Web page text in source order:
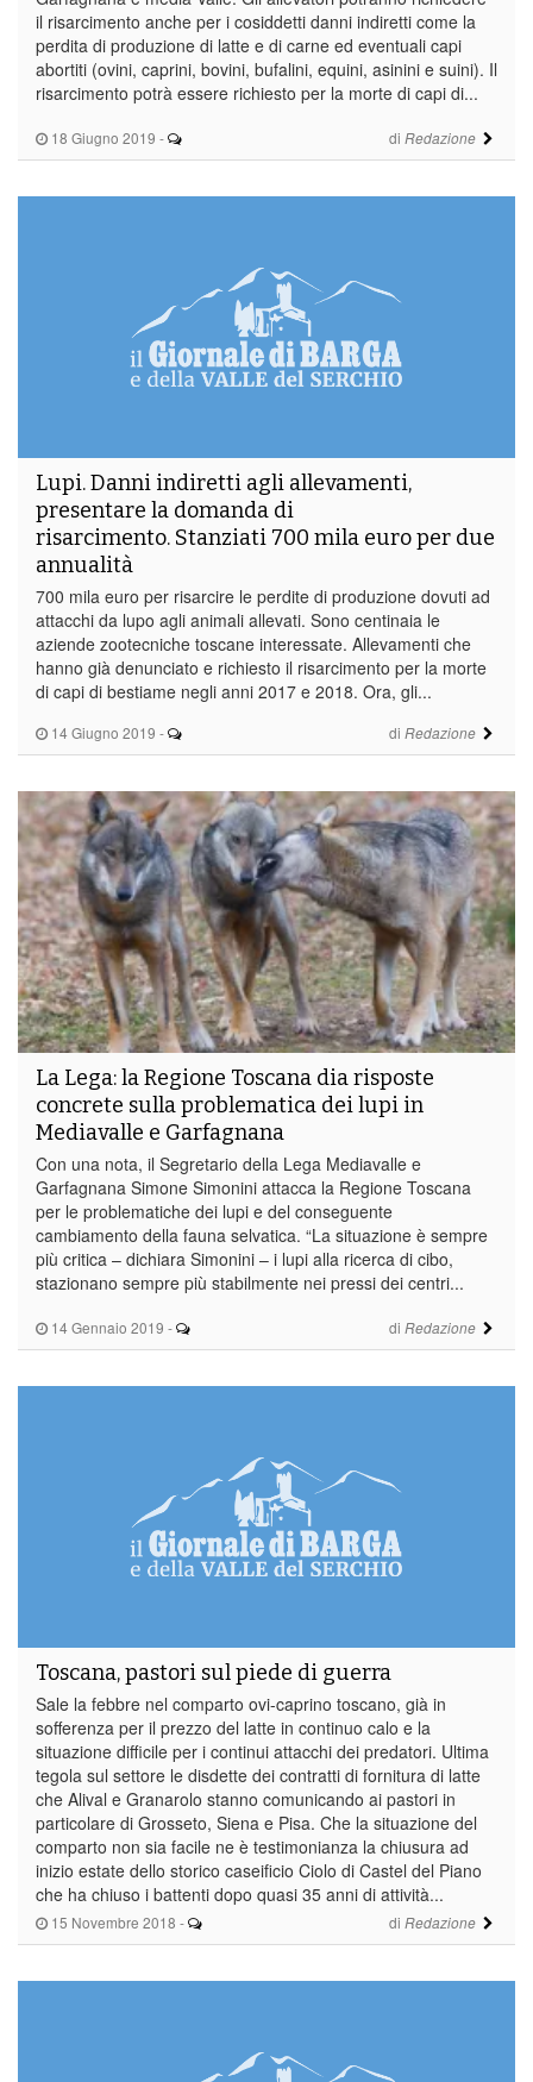
18 Giugno 2019 - di Redazione
il risarcimento anche per i cosiddetti danni indiretti come la
perdita di produzione di latte e di carne ed eventuali capi
abortiti (ovini, caprini, bovini, bufalini, equini, asinini e suini). Il
risarcimento potrà essere richiesto per la morte di capi di...
14 Giugno 2019 - di Redazione
Lupi. Danni indiretti agli allevamenti,
presentare la domanda di
risarcimento. Stanziati 700 mila euro per due
annualità
700 mila euro per risarcire le perdite di produzione dovuti ad
attacchi da lupo agli animali allevati. Sono centinaia le
aziende zootecniche toscane interessate. Allevamenti che
hanno già denunciato e richiesto il risarcimento per la morte
di capi di bestiame negli anni 2017 e 2018. Ora, gli...
14 Gennaio 2019 - di Redazione
La Lega: la Regione Toscana dia risposte
concrete sulla problematica dei lupi in
Mediavalle e Garfagnana
Con una nota, il Segretario della Lega Mediavalle e
Garfagnana Simone Simonini attacca la Regione Toscana
per le problematiche dei lupi e del conseguente
cambiamento della fauna selvatica. “La situazione è sempre
più critica – dichiara Simonini – i lupi alla ricerca di cibo,
stazionano sempre più stabilmente nei pressi dei centri...
15 Novembre 2018 - di Redazione
Toscana, pastori sul piede di guerra
Sale la febbre nel comparto ovi-caprino toscano, già in
sofferenza per il prezzo del latte in continuo calo e la
situazione difficile per i continui attacchi dei predatori. Ultima
tegola sul settore le disdette dei contratti di fornitura di latte
che Alival e Granarolo stanno comunicando ai pastori in
particolare di Grosseto, Siena e Pisa. Che la situazione del
comparto non sia facile ne è testimonianza la chiusura ad
inizio estate dello storico caseificio Ciolo di Castel del Piano
che ha chiuso i battenti dopo quasi 35 anni di attività...